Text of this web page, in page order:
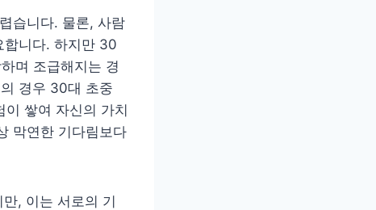
습니다. 물론, 사람
합니다. 하지만 30
며 조급해지는 경
경우 30대 초중
쌓여 자신의 가치
막연한 기다림보다
, 이는 서로의 기